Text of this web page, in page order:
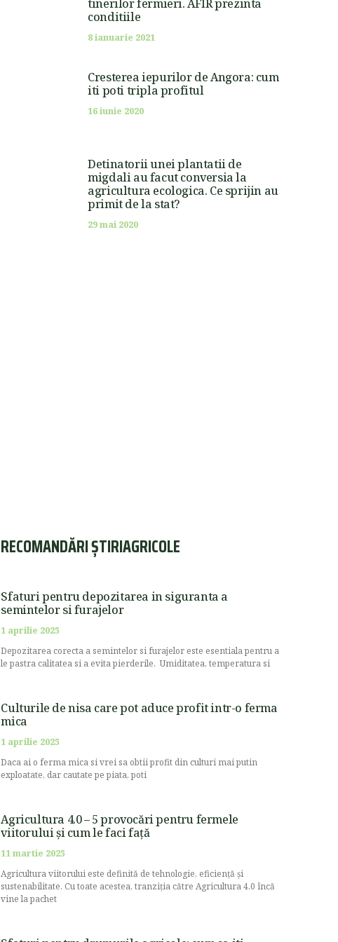
tinerilor fermieri. AFIR prezinta
conditiile
8 ianuarie 2021
Cresterea iepurilor de Angora: cum
iti poti tripla profitul
16 iunie 2020
Detinatorii unei plantatii de
migdali au facut conversia la
agricultura ecologica. Ce sprijin au
primit de la stat?
29 mai 2020
RECOMANDĂRI ȘTIRIAGRICOLE
Sfaturi pentru depozitarea in siguranta a
semintelor si furajelor
1 aprilie 2025
Depozitarea corecta a semintelor si furajelor este esentiala pentru a
le pastra calitatea si a evita pierderile. Umiditatea, temperatura si
Culturile de nisa care pot aduce profit intr-o ferma
mica
1 aprilie 2025
Daca ai o ferma mica si vrei sa obtii profit din culturi mai putin
exploatate, dar cautate pe piata, poti
Agricultura 4.0 – 5 provocări pentru fermele
viitorului și cum le faci față
11 martie 2025
Agricultura viitorului este definită de tehnologie, eficiență și
sustenabilitate. Cu toate acestea, tranziția către Agricultura 4.0 încă
vine la pachet